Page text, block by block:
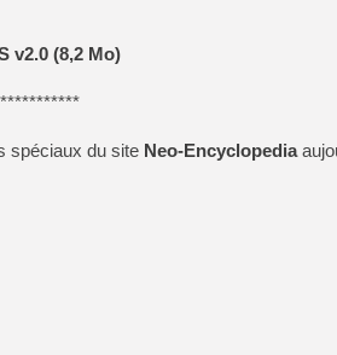
[GK] Minecraft et ses «
[GK] Beast of
[GK] Ubisoft : fin de partie
[GK] Mémoire cash -
[GK] Dan Houser (GTA)
[GK] Comment EA Sports
[GK] Crimson Moon : un
[GK] Isle of Reveries : le
[GK] Moonlighter 2 : The
[GK] Capcom relance
[GK] Le beat'em up The
[GK] Endless Legend 2 :
v2.0 (8,2 Mo)
spéciaux du site Neo-Encyclopedia